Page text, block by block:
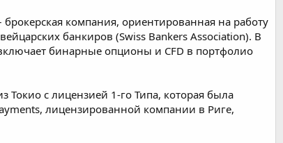
компания, ориентированная на работу
банкиров (Swiss Bankers Association). В
бинарные опционы и CFD в портфолио
Токио с лицензией 1-го Типа, которая была
лицензированной компании в Риге,